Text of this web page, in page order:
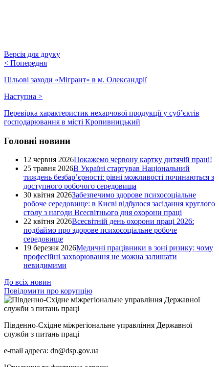
Версія для друку
< Попередня
Цільові заходи «Мігрант» в м. Олександрії
Наступна >
Перевірка характеристик нехарчової продукції у суб’єктів
господарювання в місті Кропивницький
Головні новини
12 червня 2026Покажемо червону картку дитячій праці!
25 травня 2026В Україні стартував Національний
тиждень безбар’єрності: рівні можливості починаються з
доступного робочого середовища
30 квітня 2026Забезпечимо здорове психосоціальне
робоче середовище: в Києві відбулося засідання круглого
столу з нагоди Всесвітнього дня охорони праці
22 квітня 2026Всесвітній день охорони праці 2026:
подбаймо про здорове психосоціальне робоче
середовище
19 березня 2026Медичні працівники в зоні ризику: чому
професійні захворювання не можна залишати
невидимими
До всіх новин
Повідомити про корупцію
Південно-Східне міжрегіональне управління Державної
служби з питань праці
e-mail адреса: dn@dsp.gov.ua